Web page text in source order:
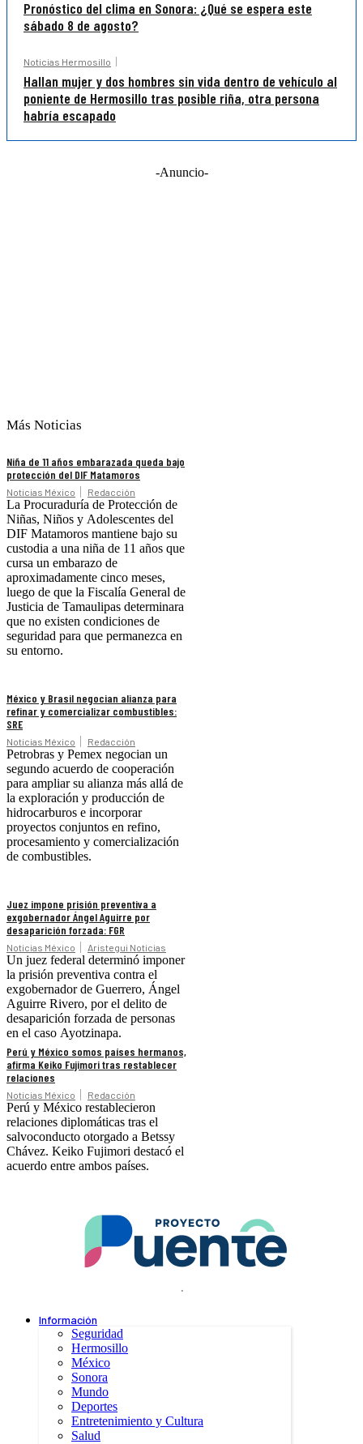
Pronóstico del clima en Sonora: ¿Qué se espera este
sábado 8 de agosto?
Noticias Hermosillo
Hallan mujer y dos hombres sin vida dentro de vehículo al
poniente de Hermosillo tras posible riña, otra persona
habría escapado
-Anuncio-
Más Noticias
Niña de 11 años embarazada queda bajo
protección del DIF Matamoros
Noticias México Redacción
La Procuraduría de Protección de
Niñas, Niños y Adolescentes del
DIF Matamoros mantiene bajo su
custodia a una niña de 11 años que
cursa un embarazo de
aproximadamente cinco meses,
luego de que la Fiscalía General de
Justicia de Tamaulipas determinara
que no existen condiciones de
seguridad para que permanezca en
su entorno.
México y Brasil negocian alianza para
refinar y comercializar combustibles:
SRE
Noticias México Redacción
Petrobras y Pemex negocian un
segundo acuerdo de cooperación
para ampliar su alianza más allá de
la exploración y producción de
hidrocarburos e incorporar
proyectos conjuntos en refino,
procesamiento y comercialización
de combustibles.
Juez impone prisión preventiva a
exgobernador Ángel Aguirre por
desaparición forzada: FGR
Noticias México Aristegui Noticias
Un juez federal determinó imponer
la prisión preventiva contra el
exgobernador de Guerrero, Ángel
Aguirre Rivero, por el delito de
desaparición forzada de personas
en el caso Ayotzinapa.
Perú y México somos países hermanos,
afirma Keiko Fujimori tras restablecer
relaciones
Noticias México Redacción
Perú y México restablecieron
relaciones diplomáticas tras el
salvoconducto otorgado a Betssy
Chávez. Keiko Fujimori destacó el
acuerdo entre ambos países.
.
Información
Seguridad
Hermosillo
México
Sonora
Mundo
Deportes
Entretenimiento y Cultura
Salud